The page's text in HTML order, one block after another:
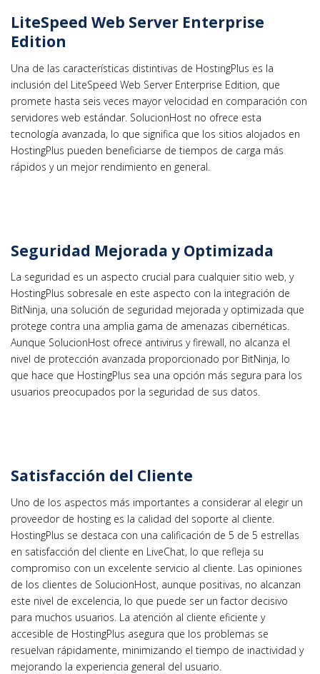
LiteSpeed Web Server Enterprise
Edition
Una de las características distintivas de HostingPlus es la
inclusión del LiteSpeed Web Server Enterprise Edition, que
promete hasta seis veces mayor velocidad en comparación con
servidores web estándar. SolucionHost no ofrece esta
tecnología avanzada, lo que significa que los sitios alojados en
HostingPlus pueden beneficiarse de tiempos de carga más
rápidos y un mejor rendimiento en general.
Seguridad Mejorada y Optimizada
La seguridad es un aspecto crucial para cualquier sitio web, y
HostingPlus sobresale en este aspecto con la integración de
BitNinja, una solución de seguridad mejorada y optimizada que
protege contra una amplia gama de amenazas cibernéticas.
Aunque SolucionHost ofrece antivirus y firewall, no alcanza el
nivel de protección avanzada proporcionado por BitNinja, lo
que hace que HostingPlus sea una opción más segura para los
usuarios preocupados por la seguridad de sus datos.
Satisfacción del Cliente
Uno de los aspectos más importantes a considerar al elegir un
proveedor de hosting es la calidad del soporte al cliente.
HostingPlus se destaca con una calificación de 5 de 5 estrellas
en satisfacción del cliente en LiveChat, lo que refleja su
compromiso con un excelente servicio al cliente. Las opiniones
de los clientes de SolucionHost, aunque positivas, no alcanzan
este nivel de excelencia, lo que puede ser un factor decisivo
para muchos usuarios. La atención al cliente eficiente y
accesible de HostingPlus asegura que los problemas se
resuelvan rápidamente, minimizando el tiempo de inactividad y
mejorando la experiencia general del usuario.